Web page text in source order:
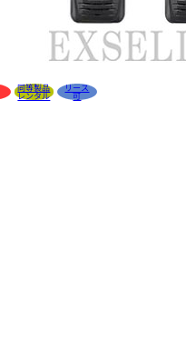
同等製品
レンタル
リース
可